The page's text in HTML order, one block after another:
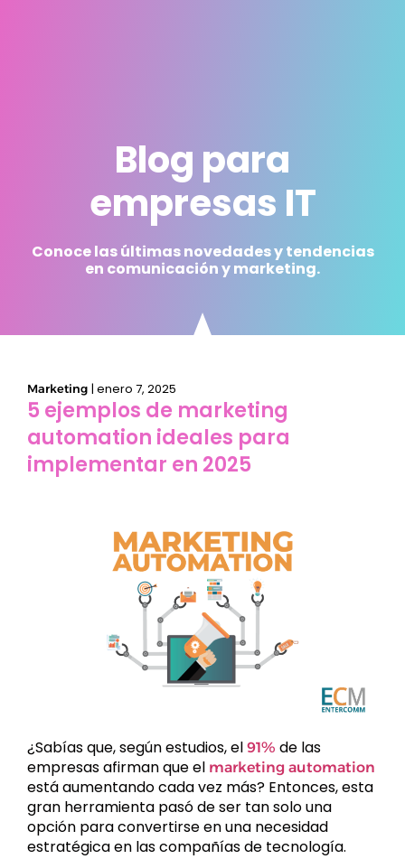
Blog para
empresas IT
Conoce las últimas novedades y tendencias
en comunicación y marketing.
Marketing | enero 7, 2025
5 ejemplos de marketing
automation ideales para
implementar en 2025
¿Sabías que, según estudios, el 91% de las
empresas afirman que el marketing automation
está aumentando cada vez más? Entonces, esta
gran herramienta pasó de ser tan solo una
opción para convertirse en una necesidad
estratégica en las compañías de tecnología.